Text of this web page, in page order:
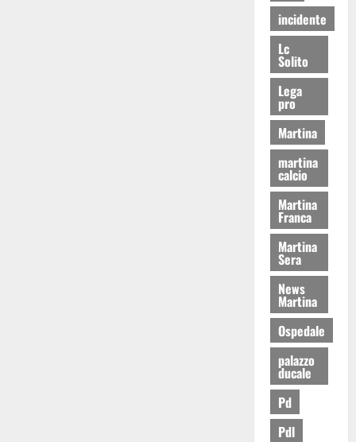
incidente
Lc
Solito
Lega
pro
Martina
martina
calcio
Martina
Franca
Martina
Sera
News
Martina
Ospedale
palazzo
ducale
Pd
Pdl